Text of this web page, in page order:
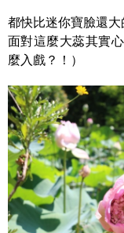
都快比迷你寶臉還
面對這麼大蕊其實
麼入戲？！）